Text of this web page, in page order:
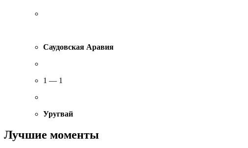
Саудовская Аравия
1 — 1
Уругвай
Лучшие моменты